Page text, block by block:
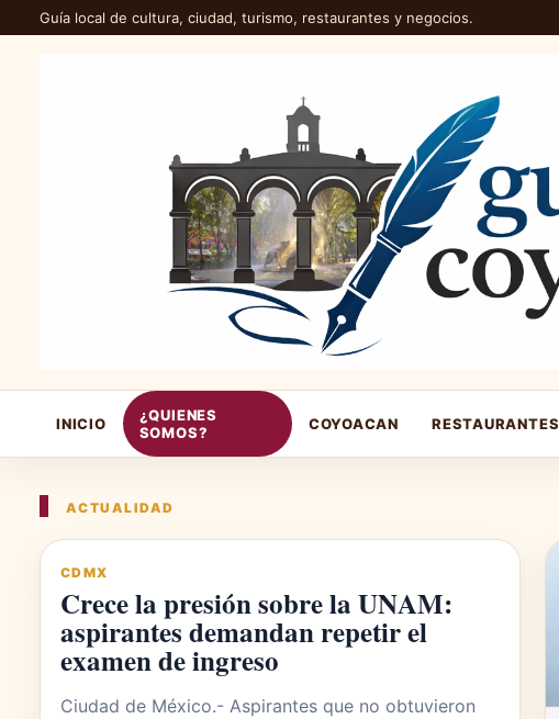
Guía local de cultura, ciudad, turismo, restaurantes y negocios.
INICIO
¿QUIENES
SOMOS?
COYOACAN RESTAURANTES
ACTUALIDAD
CDMX
Crece la presión sobre la UNAM:
aspirantes demandan repetir el
examen de ingreso
Ciudad de México.- Aspirantes que no obtuvieron